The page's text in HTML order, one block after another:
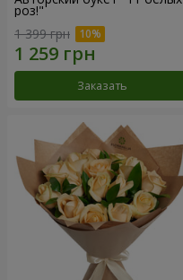
роз!"
1 399 грн
Заказать